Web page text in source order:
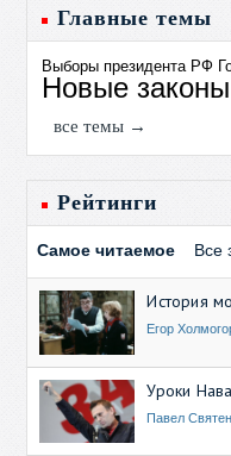
Главные темы
Выборы президента РФ
Новые законы
все темы →
Рейтинги
Самое читаемое Все
История
Егор
Уроки
Павел